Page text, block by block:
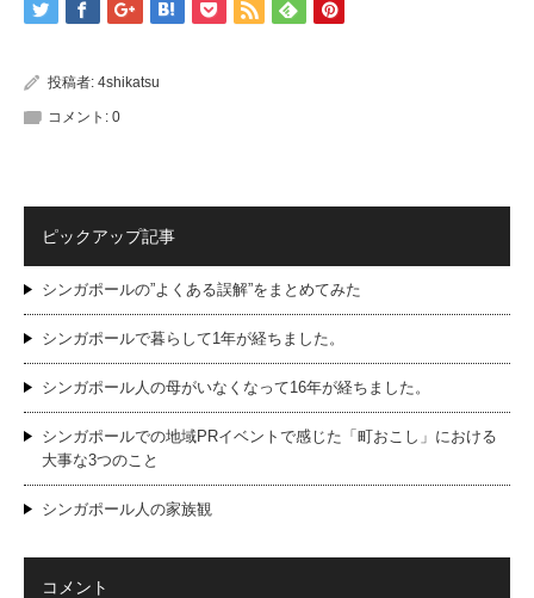
投稿者: 4shikatsu
コメント: 0
ピックアップ記事
シンガポールの”よくある誤解”をまとめてみた
シンガポールで暮らして1年が経ちました。
シンガポール人の母がいなくなって16年が経ちました。
シンガポールでの地域PRイベントで感じた「町おこし」における
大事な3つのこと
シンガポール人の家族観
コメント